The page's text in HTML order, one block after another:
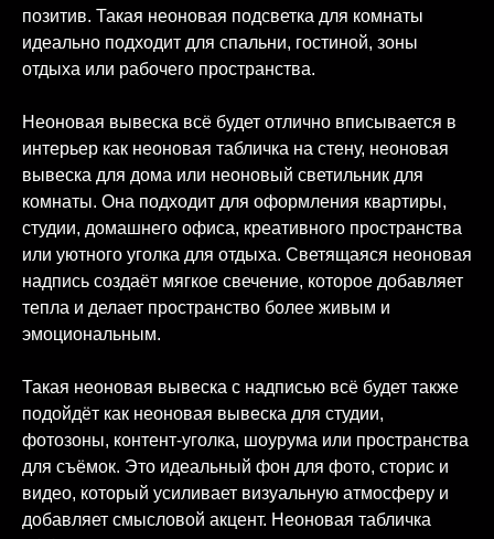
позитив. Такая неоновая подсветка для комнаты
идеально подходит для спальни, гостиной, зоны
отдыха или рабочего пространства.
Неоновая вывеска всё будет отлично вписывается в
интерьер как неоновая табличка на стену, неоновая
вывеска для дома или неоновый светильник для
комнаты. Она подходит для оформления квартиры,
студии, домашнего офиса, креативного пространства
или уютного уголка для отдыха. Светящаяся неоновая
надпись создаёт мягкое свечение, которое добавляет
тепла и делает пространство более живым и
эмоциональным.
Такая неоновая вывеска с надписью всё будет также
подойдёт как неоновая вывеска для студии,
фотозоны, контент-уголка, шоурума или пространства
для съёмок. Это идеальный фон для фото, сторис и
видео, который усиливает визуальную атмосферу и
добавляет смысловой акцент. Неоновая табличка